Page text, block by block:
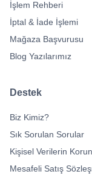
İşlem Rehberi
İptal & İade İşlemi
Mağaza Başvurusu
Blog Yazılarımız
Destek
Biz Kimiz?
Sık Sorulan Sorular
Kişisel Verilerin
Mesafeli Satış